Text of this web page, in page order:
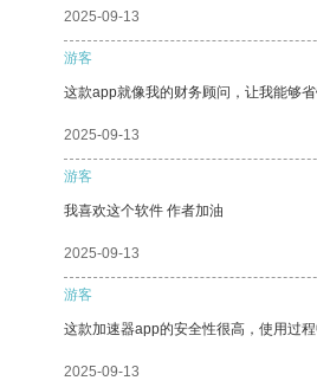
2025-09-13
游客
这款app就像我的财务顾问，让我能够省
2025-09-13
游客
我喜欢这个软件 作者加油
2025-09-13
游客
这款加速器app的安全性很高，使用过
2025-09-13